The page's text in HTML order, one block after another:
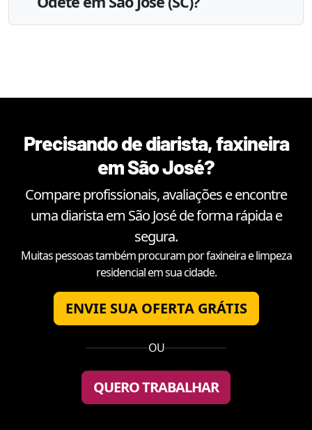
Precisando de diarista, faxineira
emSão José?
Compare profissionais, avaliações e encontre
uma diarista em São Joséde forma rápida e
segura.
Muitas pessoas também procuram por faxineira e limpeza
residencial em sua cidade.
ENVIE SUA OFERTA GRÁTIS
OU
QUERO TRABALHAR